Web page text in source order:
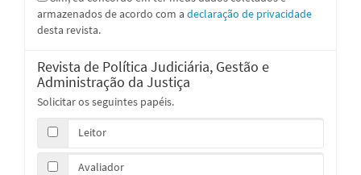
armazenados de acordo com a declaração de privacidade
desta revista.
Revista de Política Judiciária, Gestão e
Administração da Justiça
Solicitar os seguintes papéis.
Leitor
Avaliador